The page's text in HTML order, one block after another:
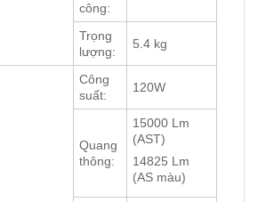
công:
Trọng
lượng:
5.4 kg
Công
suất:
120W
Quang
thông:
15000 Lm
(AST)
14825 Lm
(AS màu)